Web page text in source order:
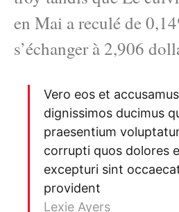
en Mai a reculé de
s’échanger à 2,906
Vero eos et
dignissimos ducimus
praesentium
corrupti quos dolores
excepturi sint
provident
Lexie Ayers